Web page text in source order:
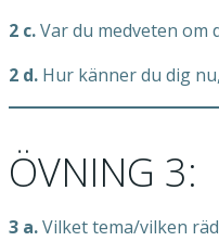
2 c.Var du medveten om
2 d. Hur känner du dig
ÖVNING 3:
3 a.Vilket tema/vilken